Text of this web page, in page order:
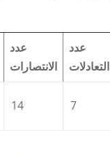
عدد
الانتصارات
عدد
التعادلات
14 7